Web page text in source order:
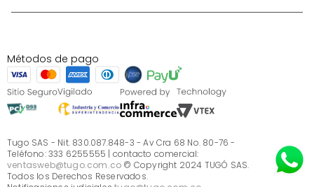
Términos, condiciones y restricciones para productos
S.A.S
Términos, condiciones y restricciones Tugó S.A.S
Instructivo cuidado de muebles
Sé parte de Tugó
¿Quiénes somos?
Servicio al cliente
¿Quieres vender en Tugó?
Métodos de pago
Tugo SAS - Nit. 830.087.848-3 - Av Cra 68 No. 80-76 -
Teléfono: 333 6255555 | contacto comercial:
ventasweb@tugo.com.co © Copyright 2024 TUGÓ SAS.
Todos los Derechos Reservados.